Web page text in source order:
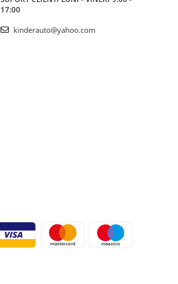
17:00
kinderauto@yahoo.com